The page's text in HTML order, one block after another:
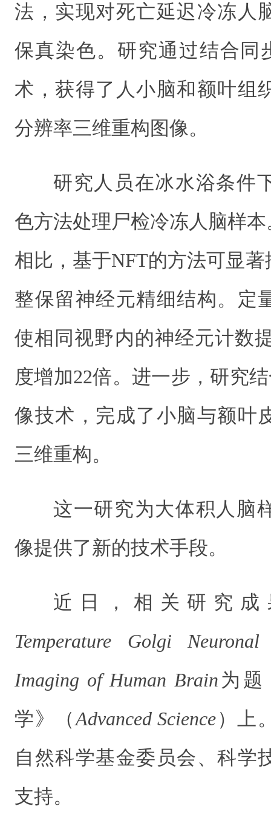
法，实现对死亡延迟冷冻人
保真染色。研究通过结合同
术，获得了人小脑和额叶组
分辨率三维重构图像。
研究人员在冰水浴条件
色方法处理尸检冷冻人脑样
相比，基于NFT的方法可显
整保留神经元精细结构。定
使相同视野内的神经元计数
度增加22倍。进一步，研究
像技术，完成了小脑与额叶
三维重构。
这一研究为大体积人脑
像提供了新的技术手段。
近日，相关研究
Temperature Golgi
Imaging of Human Brain为题
学》（Advanced Science）上
自然科学基金委员会、科学
支持。